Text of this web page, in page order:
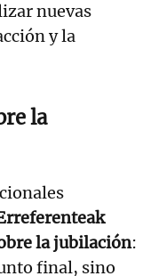
nuevas
y la
la
la jubilación:
final, sino